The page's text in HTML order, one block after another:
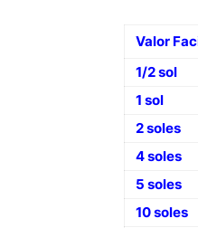
Valor
1/2 sol
1 sol
2 soles
4 soles
5 soles
10 soles